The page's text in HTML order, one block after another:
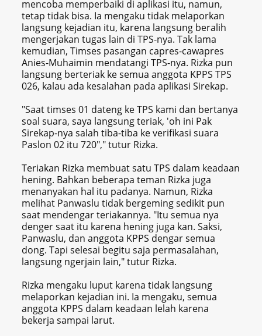
mencoba memperbaiki di aplikasi itu, namun,
tetap tidak bisa. Ia mengaku tidak melaporkan
langsung kejadian itu, karena langsung beralih
mengerjakan tugas lain di TPS-nya. Tak lama
kemudian, Timses pasangan capres-cawapres
Anies-Muhaimin mendatangi TPS-nya. Rizka pun
langsung berteriak ke semua anggota KPPS TPS
026, kalau ada kesalahan pada aplikasi Sirekap.
"Saat timses 01 dateng ke TPS kami dan bertanya
soal suara, saya langsung teriak, 'oh ini Pak
Sirekap-nya salah tiba-tiba ke verifikasi suara
Paslon 02 itu 720"," tutur Rizka.
Teriakan Rizka membuat satu TPS dalam keadaan
hening. Bahkan beberapa teman Rizka juga
menanyakan hal itu padanya. Namun, Rizka
melihat Panwaslu tidak bergeming sedikit pun
saat mendengar teriakannya. "Itu semua nya
denger saat itu karena hening juga kan. Saksi,
Panwaslu, dan anggota KPPS dengar semua
dong. Tapi selesai begitu saja permasalahan,
langsung ngerjain lain," tutur Rizka.
Rizka mengaku luput karena tidak langsung
melaporkan kejadian ini. Ia mengaku, semua
anggota KPPS dalam keadaan lelah karena
bekerja sampai larut.